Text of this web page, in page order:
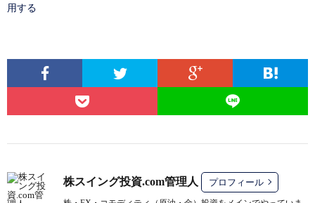
用する
株スイング投資.com管理人 プロフィール